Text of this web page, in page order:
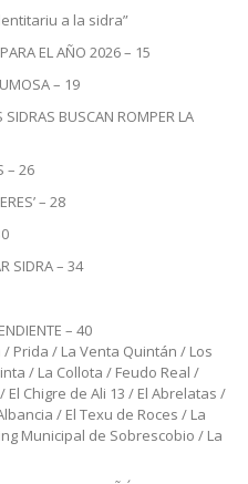
a la sidra”
EL AÑO 2026 – 15
– 19
BUSCAN ROMPER LA
– 26
– 28
SIDRA – 34
– 40
Prida / La Venta Quintán / Los
/ La Collota / Feudo Real /
Chigre de Ali 13 / El Abrelatas /
/ El Texu de Roces / La
Municipal de Sobrescobio / La